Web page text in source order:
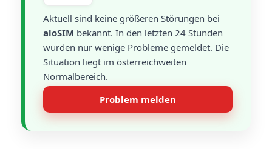
Aktuell sind keine größeren Störungen bei
aloSIM bekannt. In den letzten 24 Stunden
wurden nur wenige Probleme gemeldet. Die
Situation liegt im österreichweiten
Normalbereich.
Problem melden